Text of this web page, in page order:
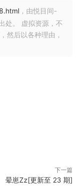
，由悦目间-
处。 虚拟资源，不
然后以各种理由，
下一篇
晕崽Zz[更新至 23 期]